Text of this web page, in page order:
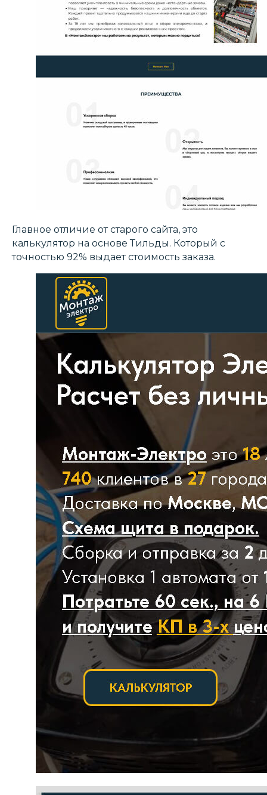
Главное отличие от старого сайта, это
калькулятор на основе Тильды. Который с
точностью 92% выдает стоимость заказа.